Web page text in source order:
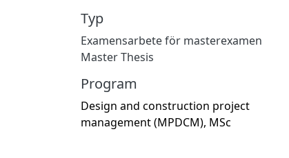
Typ
Examensarbete för masterexamen
Master Thesis
Program
Design and construction project
management (MPDCM), MSc